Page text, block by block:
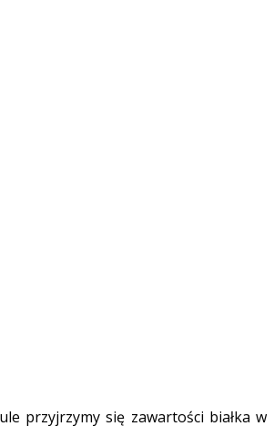
przyjrzymy się zawartości białka w